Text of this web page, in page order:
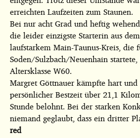
erreichten Laufzeiten zum Staunen.
Bei nur acht Grad und heftig
die leider einzigste Starterin aus
laufstarkem Main-Taunus-Kreis, die
Soden/Sulzbach/Neuenhain
Altersklasse W60.
Margret Göttnauer kämpfte hart
persönlicher Bestzeit über 21,1
Stunde belohnt. Bei der starken
niemand geglaubt, dass ein dritter
red